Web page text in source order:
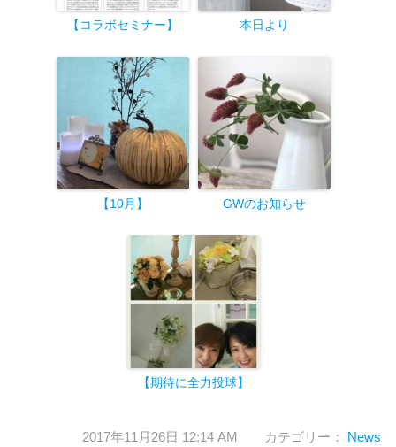
【コラボセミナー】 本日より
【10月 】 GWのお知らせ
【期待に全力投球】
2017年11月26日 12:14 AM カテゴリー： News